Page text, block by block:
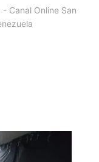
Canal Online San